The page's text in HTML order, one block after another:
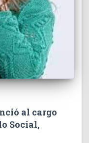
al cargo
Social,